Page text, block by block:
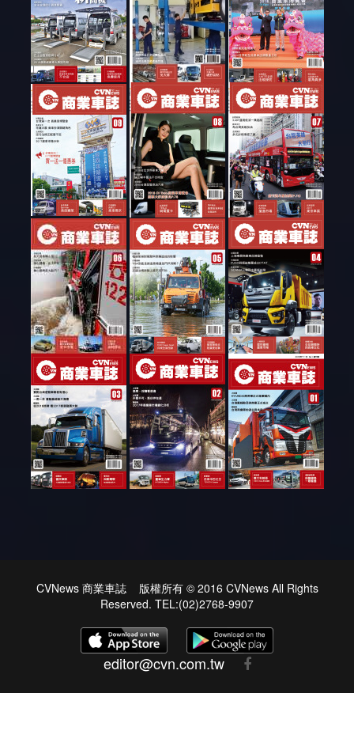
CVNews 商業車誌 版權所有 © 2016 CVNews All Rights
Reserved. TEL:(02)2768-9907
editor@cvn.com.tw